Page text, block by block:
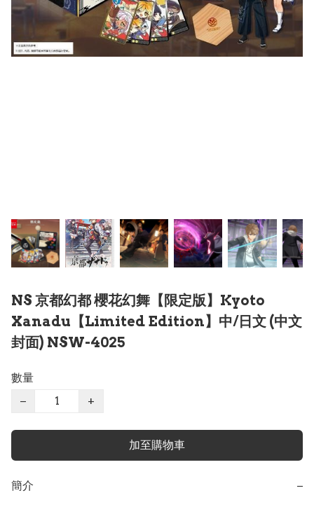
NS 京都幻都 櫻花幻舞【限定版】Kyoto
Xanadu【Limited Edition】中/日文 (中文
封面) NSW-4025
數量
−
+
加至購物車
簡介 −